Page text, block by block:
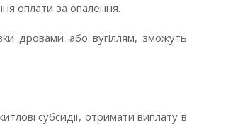
оплати за опалення.
дровами або вугіллям, зможуть
субсидії, отримати виплату в